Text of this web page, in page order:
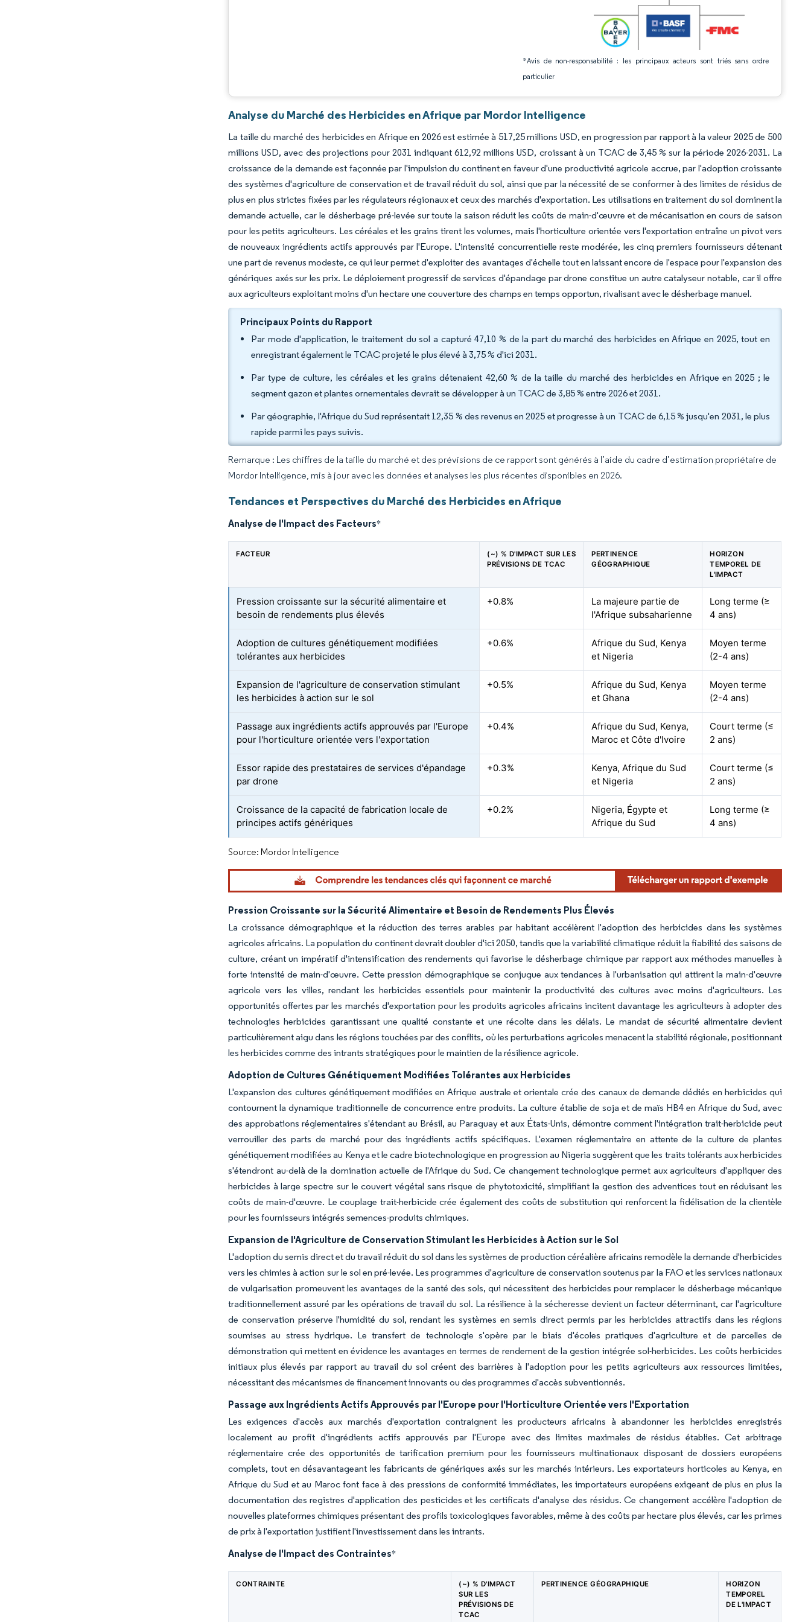
*Avis de non-responsabilité : les principaux acteurs sont triés sans ordre
particulier
Analyse du Marché des Herbicides en Afrique par Mordor Intelligence
La taille du marché des herbicides en Afrique en 2026 est estimée à 517,25 millions USD, en progression par rapport à la valeur 2025 de 500
millions USD, avec des projections pour 2031 indiquant 612,92 millions USD, croissant à un TCAC de 3,45 % sur la période 2026-2031. La
croissance de la demande est façonnée par l'impulsion du continent en faveur d'une productivité agricole accrue, par l'adoption croissante
des systèmes d'agriculture de conservation et de travail réduit du sol, ainsi que par la nécessité de se conformer à des limites de résidus de
plus en plus strictes fixées par les régulateurs régionaux et ceux des marchés d'exportation. Les utilisations en traitement du sol dominent la
demande actuelle, car le désherbage pré-levée sur toute la saison réduit les coûts de main-d'œuvre et de mécanisation en cours de saison
pour les petits agriculteurs. Les céréales et les grains tirent les volumes, mais l'horticulture orientée vers l'exportation entraîne un pivot vers
de nouveaux ingrédients actifs approuvés par l'Europe. L'intensité concurrentielle reste modérée, les cinq premiers fournisseurs détenant
une part de revenus modeste, ce qui leur permet d'exploiter des avantages d'échelle tout en laissant encore de l'espace pour l'expansion des
génériques axés sur les prix. Le déploiement progressif de services d'épandage par drone constitue un autre catalyseur notable, car il offre
aux agriculteurs exploitant moins d'un hectare une couverture des champs en temps opportun, rivalisant avec le désherbage manuel.
Principaux Points du Rapport
Par mode d'application, le traitement du sol a capturé 47,10 % de la part du marché des herbicides en Afrique en 2025, tout en
enregistrant également le TCAC projeté le plus élevé à 3,75 % d'ici 2031.
Par type de culture, les céréales et les grains détenaient 42,60 % de la taille du marché des herbicides en Afrique en 2025 ; le
segment gazon et plantes ornementales devrait se développer à un TCAC de 3,85 % entre 2026 et 2031.
Par géographie, l'Afrique du Sud représentait 12,35 % des revenus en 2025 et progresse à un TCAC de 6,15 % jusqu'en 2031, le plus
rapide parmi les pays suivis.
Remarque : Les chiffres de la taille du marché et des prévisions de ce rapport sont générés à l’aide du cadre d’estimation propriétaire de
Mordor Intelligence, mis à jour avec les données et analyses les plus récentes disponibles en 2026.
Tendances et Perspectives du Marché des Herbicides en Afrique
Analyse de l'Impact des Facteurs*
FACTEUR
(~) % D'IMPACT SUR LES
PRÉVISIONS DE TCAC
PERTINENCE
GÉOGRAPHIQUE
HORIZON
TEMPOREL DE
L'IMPACT
Pression croissante sur la sécurité alimentaire et
besoin de rendements plus élevés
+0.8%
La majeure partie de
l'Afrique subsaharienne
Long terme (≥
4 ans)
Adoption de cultures génétiquement modifiées
tolérantes aux herbicides
+0.6%
Afrique du Sud, Kenya
et Nigeria
Moyen terme
(2-4 ans)
Expansion de l'agriculture de conservation stimulant
les herbicides à action sur le sol
+0.5%
Afrique du Sud, Kenya
et Ghana
Moyen terme
(2-4 ans)
Passage aux ingrédients actifs approuvés par l'Europe
pour l'horticulture orientée vers l'exportation
+0.4%
Afrique du Sud, Kenya,
Maroc et Côte d'Ivoire
Court terme (≤
2 ans)
Essor rapide des prestataires de services d'épandage
par drone
+0.3%
Kenya, Afrique du Sud
et Nigeria
Court terme (≤
2 ans)
Croissance de la capacité de fabrication locale de
principes actifs génériques
+0.2%
Nigeria, Égypte et
Afrique du Sud
Long terme (≥
4 ans)
Source: Mordor Intelligence
Pression Croissante sur la Sécurité Alimentaire et Besoin de Rendements Plus Élevés
La croissance démographique et la réduction des terres arables par habitant accélèrent l'adoption des herbicides dans les systèmes
agricoles africains. La population du continent devrait doubler d'ici 2050, tandis que la variabilité climatique réduit la fiabilité des saisons de
culture, créant un impératif d'intensification des rendements qui favorise le désherbage chimique par rapport aux méthodes manuelles à
forte intensité de main-d'œuvre. Cette pression démographique se conjugue aux tendances à l'urbanisation qui attirent la main-d'œuvre
agricole vers les villes, rendant les herbicides essentiels pour maintenir la productivité des cultures avec moins d'agriculteurs. Les
opportunités offertes par les marchés d'exportation pour les produits agricoles africains incitent davantage les agriculteurs à adopter des
technologies herbicides garantissant une qualité constante et une récolte dans les délais. Le mandat de sécurité alimentaire devient
particulièrement aigu dans les régions touchées par des conflits, où les perturbations agricoles menacent la stabilité régionale, positionnant
les herbicides comme des intrants stratégiques pour le maintien de la résilience agricole.
Adoption de Cultures Génétiquement Modifiées Tolérantes aux Herbicides
L'expansion des cultures génétiquement modifiées en Afrique australe et orientale crée des canaux de demande dédiés en herbicides qui
contournent la dynamique traditionnelle de concurrence entre produits. La culture établie de soja et de maïs HB4 en Afrique du Sud, avec
des approbations réglementaires s'étendant au Brésil, au Paraguay et aux États-Unis, démontre comment l'intégration trait-herbicide peut
verrouiller des parts de marché pour des ingrédients actifs spécifiques. L'examen réglementaire en attente de la culture de plantes
génétiquement modifiées au Kenya et le cadre biotechnologique en progression au Nigeria suggèrent que les traits tolérants aux herbicides
s'étendront au-delà de la domination actuelle de l'Afrique du Sud. Ce changement technologique permet aux agriculteurs d'appliquer des
herbicides à large spectre sur le couvert végétal sans risque de phytotoxicité, simplifiant la gestion des adventices tout en réduisant les
coûts de main-d'œuvre. Le couplage trait-herbicide crée également des coûts de substitution qui renforcent la fidélisation de la clientèle
pour les fournisseurs intégrés semences-produits chimiques.
Expansion de l'Agriculture de Conservation Stimulant les Herbicides à Action sur le Sol
L'adoption du semis direct et du travail réduit du sol dans les systèmes de production céréalière africains remodèle la demande d'herbicides
vers les chimies à action sur le sol en pré-levée. Les programmes d'agriculture de conservation soutenus par la FAO et les services nationaux
de vulgarisation promeuvent les avantages de la santé des sols, qui nécessitent des herbicides pour remplacer le désherbage mécanique
traditionnellement assuré par les opérations de travail du sol. La résilience à la sécheresse devient un facteur déterminant, car l'agriculture
de conservation préserve l'humidité du sol, rendant les systèmes en semis direct permis par les herbicides attractifs dans les régions
soumises au stress hydrique. Le transfert de technologie s'opère par le biais d'écoles pratiques d'agriculture et de parcelles de
démonstration qui mettent en évidence les avantages en termes de rendement de la gestion intégrée sol-herbicides. Les coûts herbicides
initiaux plus élevés par rapport au travail du sol créent des barrières à l'adoption pour les petits agriculteurs aux ressources limitées,
nécessitant des mécanismes de financement innovants ou des programmes d'accès subventionnés.
Passage aux Ingrédients Actifs Approuvés par l'Europe pour l'Horticulture Orientée vers l'Exportation
Les exigences d'accès aux marchés d'exportation contraignent les producteurs africains à abandonner les herbicides enregistrés
localement au profit d'ingrédients actifs approuvés par l'Europe avec des limites maximales de résidus établies. Cet arbitrage
réglementaire crée des opportunités de tarification premium pour les fournisseurs multinationaux disposant de dossiers européens
complets, tout en désavantageant les fabricants de génériques axés sur les marchés intérieurs. Les exportateurs horticoles au Kenya, en
Afrique du Sud et au Maroc font face à des pressions de conformité immédiates, les importateurs européens exigeant de plus en plus la
documentation des registres d'application des pesticides et les certificats d'analyse des résidus. Ce changement accélère l'adoption de
nouvelles plateformes chimiques présentant des profils toxicologiques favorables, même à des coûts par hectare plus élevés, car les primes
de prix à l'exportation justifient l'investissement dans les intrants.
Analyse de l'Impact des Contraintes*
CONTRAINTE
(~) % D'IMPACT
SUR LES
PRÉVISIONS DE
TCAC
PERTINENCE GÉOGRAPHIQUE
HORIZON
TEMPOREL
DE L'IMPACT